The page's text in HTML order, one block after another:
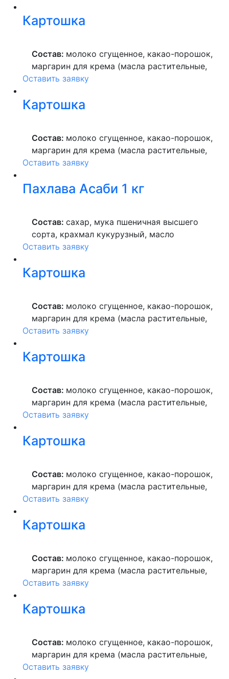
высшего сорта, продукты яичные, масло
растительное, пекарский порошок, молоко
Картошка
Состав: молоко сгущенное, какао-порошок,
маргарин для крема (масла растительные,
вода питьевая, сахар, ароматизатор,
высшего сорта, продукты яичные, масло
растительное, пекарский порошок, молоко
Оставить заявку
Картошка
Состав: молоко сгущенное, какао-порошок,
маргарин для крема (масла растительные,
вода питьевая, сахар, ароматизатор,
высшего сорта, продукты яичные, масло
Оставить заявку
Пахлава Асаби 1 кг
Состав: сахар, мука пшеничная высшего
сорта, крахмал кукурузный, масло
растительное, арахис, сироп глюкозный,
краситель пищевой, вода питьевая.
Оставить заявку
Картошка
Состав: молоко сгущенное, какао-порошок,
маргарин для крема (масла растительные,
вода питьевая, сахар, ароматизатор,
высшего сорта, продукты яичные, масло
растительное, пекарский порошок, молоко
Оставить заявку
Картошка
Состав: молоко сгущенное, какао-порошок,
маргарин для крема (масла растительные,
вода питьевая, сахар, ароматизатор,
высшего сорта, продукты яичные, масло
растительное, пекарский порошок, молоко
Оставить заявку
Картошка
Состав: молоко сгущенное, какао-порошок,
маргарин для крема (масла растительные,
вода питьевая, сахар, ароматизатор,
высшего сорта, продукты яичные, масло
растительное, пекарский порошок, молоко
Оставить заявку
Картошка
Состав: молоко сгущенное, какао-порошок,
маргарин для крема (масла растительные,
вода питьевая, сахар, ароматизатор,
высшего сорта, продукты яичные, масло
растительное, пекарский порошок, молоко
Оставить заявку
Картошка
Состав: молоко сгущенное, какао-порошок,
маргарин для крема (масла растительные,
вода питьевая, сахар, ароматизатор,
Оставить заявку